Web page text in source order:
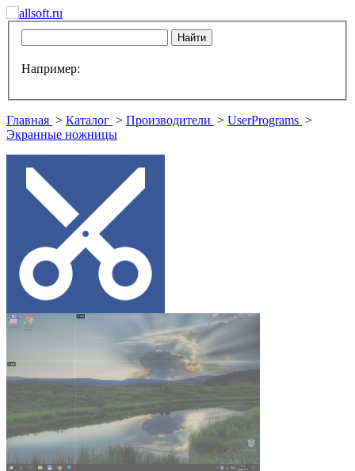
Например:
Главная > Каталог > Производители > UserPrograms >
Экранные ножницы